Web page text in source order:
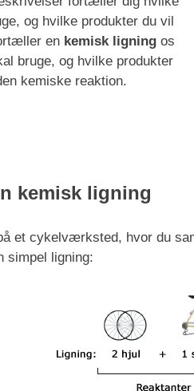
og hvilke produkter du vil
en kemisk ligning os
bruge, og hvilke produkter
kemiske reaktion.
kemisk ligning
et cykelværksted, hvor du
simpel ligning: